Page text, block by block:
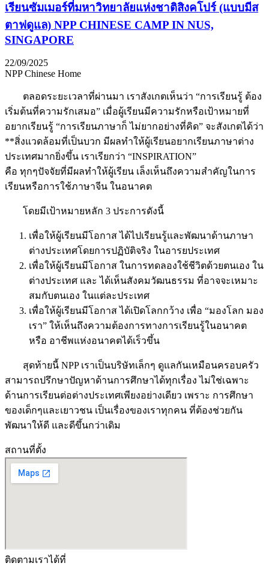
เรียนซัมเมอร์ที่มหาวิทยาลัยแห่งชาติสิงคโปร์ (แบบมีส
ตาฟดูแล) NPP CHINESE CAMP IN NUS,
SINGAPORE
22/09/2025
NPP Chinese Home
ตลอดระยะเวลาที่ผ่านมา เราสังเกตเห็นว่า “การเรียนรู้ ต้อง
เริ่มต้นที่ความรักเสมอ” เมื่อผู้เรียนมีความรักหรือเป้าหมายที่
อยากเรียนรู้ “การเรียนภาษาก็ ไม่ยากอย่างที่คิด” จะสังเกตได้ว่า
**สิ่งแวดล้อมที่เป็นบวก มีผลทำให้ผู้เรียนอยากเรียนภาษาต่าง
ประเทศมากยิ่งขึ้น เราเรียกว่า “INSPIRATION”
คือ ทุกๆปัจจัยที่มีผลทำให้ผู้เรียน เล็งเห็นถึงความสำคัญในการ
เรียนหรือการใช้ภาษาจีน ในอนาคต
โดยมีเป้าหมายหลัก 3 ประการดังนี้
เพื่อให้ผู้เรียนมีโอกาส ได้ไปเรียนรู้และพัฒนาด้านภาษา
ต่างประเทศโดยการปฏิบัติจริง ในอารยประเทศ
เพื่อให้ผู้เรียนมีโอกาส ในการทดลองใช้ชีวิตด้วยตนเอง ใน
ต่างประเทศ และ ได้เห็นสังคมวัฒนธรรม ที่อาจจะเหมาะ
สมกับตนเอง ในแต่ละประเทศ
เพื่อให้ผู้เรียนมีโอกาส ได้เปิดโลกกว้าง เพื่อ “มองโลก มอง
เรา” ให้เห็นถึงความต้องการทางการเรียนรู้ในอนาคต
หรือ อาชีพแห่งอนาคตได้เร็วขึ้น
สุดท้ายนี้ NPP เราเป็นบริษัทเล็กๆ ดูแลกันเหมือนครอบครัว
สามารถปรึกษาปัญหาด้านการศึกษาได้ทุกเรื่อง ไม่ใช่เฉพาะ
ด้านการเรียนต่อต่างประเทศเพียงอย่างเดียว เพราะ การศึกษา
ของเด็กๆและเยาวชน เป็นเรื่องของเราทุกคน ที่ต้องช่วยกัน
พัฒนาให้ดี และดีขึ้นกว่าเดิม
สถานที่ตั้ง
ติดตามเราได้ที่